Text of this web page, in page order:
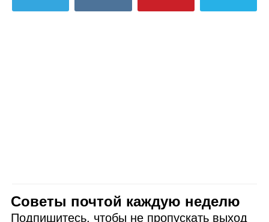
Советы почтой каждую неделю
Подпишитесь, чтобы не пропускать выход